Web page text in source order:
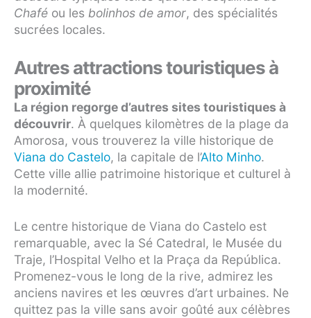
Chafé ou les bolinhos de amor, des spécialités
sucrées locales.
Autres attractions touristiques à
proximité
La région regorge d’autres sites touristiques à
découvrir. À quelques kilomètres de la plage da
Amorosa, vous trouverez la ville historique de
Viana do Castelo, la capitale de l’Alto Minho.
Cette ville allie patrimoine historique et culturel à
la modernité.
Le centre historique de Viana do Castelo est
remarquable, avec la Sé Catedral, le Musée du
Traje, l’Hospital Velho et la Praça da República.
Promenez-vous le long de la rive, admirez les
anciens navires et les œuvres d’art urbaines. Ne
quittez pas la ville sans avoir goûté aux célèbres